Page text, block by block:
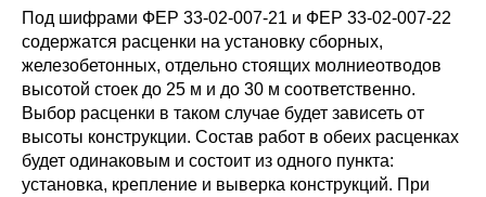
Под шифрами ФЕР 33-02-007-21 и ФЕР 33-02-007-22
содержатся расценки на установку сборных,
железобетонных, отдельно стоящих молниеотводов
высотой стоек до 25 м и до 30 м соответственно.
Выбор расценки в таком случае будет зависеть от
высоты конструкции. Состав работ в обеих расценках
будет одинаковым и состоит из одного пункта:
установка, крепление и выверка конструкций. При